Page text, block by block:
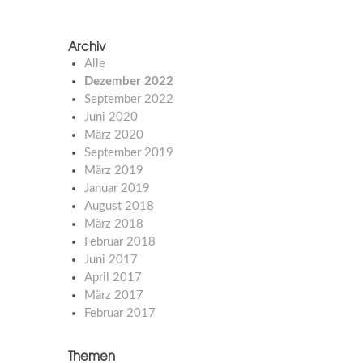
Archiv
Alle
Dezember 2022
September 2022
Juni 2020
März 2020
September 2019
März 2019
Januar 2019
August 2018
März 2018
Februar 2018
Juni 2017
April 2017
März 2017
Februar 2017
Themen